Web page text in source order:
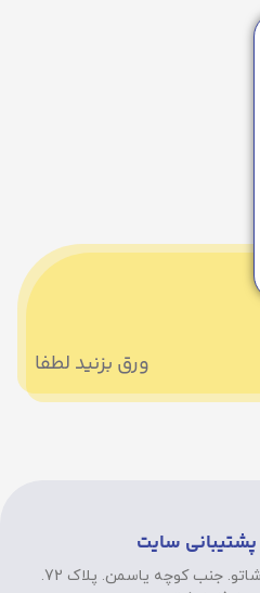
ورق بزنید لطفا
سایت
خیابان حافظ. خیابان نوفل لوشاتو. جنب کوچه یاسمن. پلاک 72.